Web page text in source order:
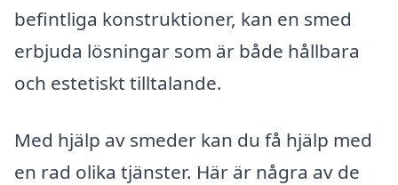
befintliga konstruktioner, kan en smed
erbjuda lösningar som är både hållbara
och estetiskt tilltalande.
Med hjälp av smeder kan du få hjälp med
en rad olika tjänster. Här är några av de